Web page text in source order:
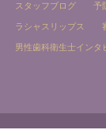
スタッフブログ 予
ラシャスリップス
男性歯科衛生士インタ